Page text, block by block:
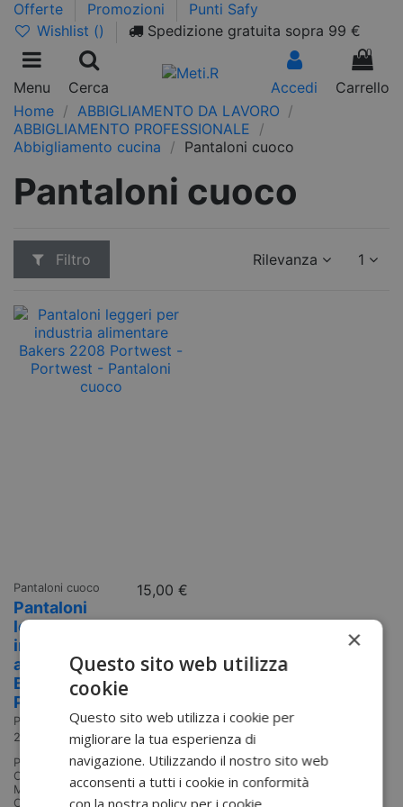
Offerte Promozioni
Punti Safy
Wishlist () Spedizione gratuita sopra 99 €
Menu Cerca Accedi
0
Carrello
Home
ABBIGLIAMENTO DA LAVORO
ABBIGLIAMENTO PROFESSIONALE
Abbigliamento cucina
Pantaloni cuoco
Pantaloni cuoco
Filtro Rilevanza 1
Pantaloni cuoco
Pantaloni
leggeri per
industria
alimentare
Bakers 2208
Portwest
Portwest
2208
15,00 €
Pantalone da panettiere Bakers
Collezione: Industria alimentare
Materiali: poliestere, cotone
Colori: nero e bianco -
×
Questo sito web utilizza
cookie
Questo sito web utilizza i cookie per
migliorare la tua esperienza di
navigazione. Utilizzando il nostro sito web
acconsenti a tutti i cookie in conformità
con la nostra policy per i cookie.